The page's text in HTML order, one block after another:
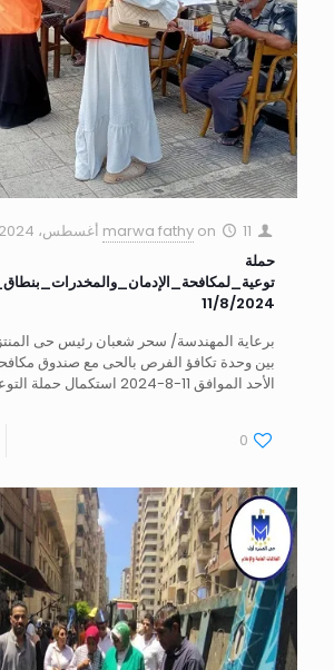
marwa fathy on
11 أغسطس، 2024
حملة
11/8/2024
برعاية المهندسة/ سحر شعبان رئيس حى
بين وحدة تكافؤ الفرص بالحى مع صندوق
الأحد الموافق 11-8-2024 استكمال حملة التوعية
0